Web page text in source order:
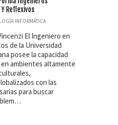
Reflexivos
INFORMÁTICA
El Ingeniero en
de la Universidad
posee la capacidad
ambientes altamente
con las
para buscar